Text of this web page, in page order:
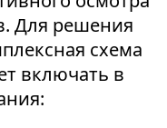
Для решения
схема
включать в